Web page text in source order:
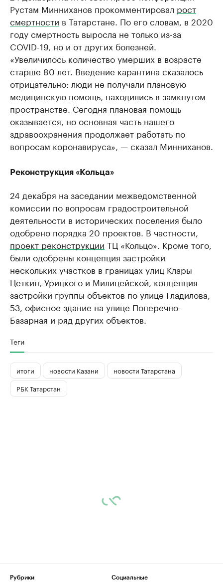
Рустам Минниханов прокомментировал рост
смертности в Татарстане. По его словам, в 2020
году смертность выросла не только из-за
COVID-19, но и от других болезней.
«Увеличилось количество умерших в возрасте
старше 80 лет. Введение карантина сказалось
отрицательно: люди не получали плановую
медицинскую помощь, находились в замкнутом
пространстве. Сегодня плановая помощь
оказывается, но основная часть нашего
здравоохранения продолжает работать по
вопросам коронавируса», — сказал Минниханов.
Реконструкция «Кольца»
24 декабря на заседании межведомственной
комиссии по вопросам градостроительной
деятельности в исторических поселения было
одобрено порядка 20 проектов. В частности,
проект реконструкции ТЦ «Кольцо». Кроме того,
были одобрены концепция застройки
нескольких участков в границах улиц Клары
Цеткин, Урицкого и Милицейской, концепция
застройки группы объектов по улице Гладилова,
53, офисное здание на улице Поперечно-
Базарная и ряд других объектов.
Теги
итоги новости Казани
новости Татарстана
РБК Татарстан
Рубрики
Социальные